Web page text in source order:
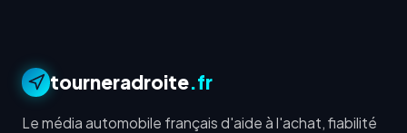
tourneradroite.fr
Le média automobile français d'aide à l'achat, fiabilité